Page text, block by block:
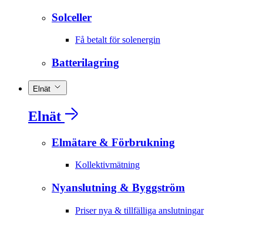
Solceller
Få betalt för solenergin
Batterilagring
Elnät
Elnät
Elmätare & Förbrukning
Kollektivmätning
Nyanslutning & Byggström
Priser nya & tillfälliga anslutningar